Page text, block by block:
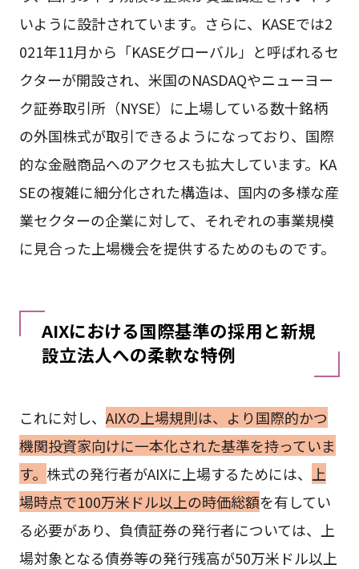
いように設計されています。さらに、KASEでは2
021年11月から「KASEグローバル」と呼ばれるセ
クターが開設され、米国のNASDAQやニューヨー
ク証券取引所（NYSE）に上場している数十銘柄
の外国株式が取引できるようになっており、国際
的な金融商品へのアクセスも拡大しています。KA
SEの複雑に細分化された構造は、国内の多様な産
業セクターの企業に対して、それぞれの事業規模
に見合った上場機会を提供するためのものです。
AIXにおける国際基準の採用と新規
設立法人への柔軟な特例
これに対し、 AIXの上場規則は、より国際的かつ
機関投資家向けに一本化された基準を持っていま
す。 株式の発行者がAIXに上場するためには、
上
場時点で100万米ドル以上の時価総額を有してい
る必要があり、負債証券の発行者については、上
場対象となる債券等の発行残高が50万米ドル以上